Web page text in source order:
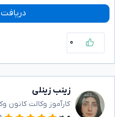
۰
زینب زینلی
کارآموز وکالت کانون